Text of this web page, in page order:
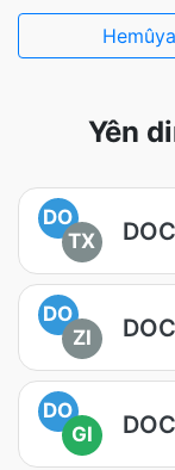
Yên
DO
TX
DO
ZI
DO
GI